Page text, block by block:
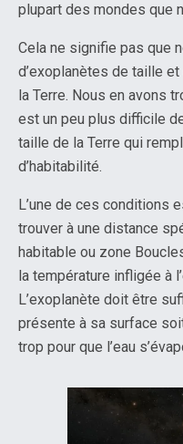
plupart des mondes que
Cela ne signifie pas que
d’exoplanètes de taille
la Terre. Nous en avons
est un peu plus difficile
taille de la Terre qui
d’habitabilité.
L’une de ces conditions
trouver à une distance
habitable ou zone
la température infligée à
L’exoplanète doit être
présente à sa surface
trop pour que l’eau